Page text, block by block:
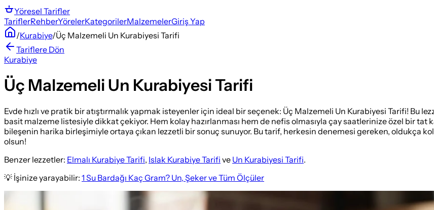
Yöresel Tarifler
TariflerRehberYörelerKategorilerMalzemelerGiriş Yap
/Kurabiye/Üç Malzemeli Un Kurabiyesi Tarifi
Tariflere Dön
Kurabiye
Üç Malzemeli Un Kurabiyesi Tarifi
Evde hızlı ve pratik bir atıştırmalık yapmak isteyenler için ideal bir seçenek: Üç Malzemeli Un Kurabiyesi Tarifi! Bu
basit malzeme listesiyle dikkat çekiyor. Hem kolay hazırlanması hem de nefis olmasıyla çay saatlerinize özel bir tat
bileşenin harika birleşimiyle ortaya çıkan lezzetli bir sonuç sunuyor. Bu tarif, herkesin denemesi gereken, oldukça
olsun!
Benzer lezzetler: Elmalı Kurabiye Tarifi, Islak Kurabiye Tarifi ve Un Kurabiyesi Tarifi.
💡 İşinize yarayabilir: 1 Su Bardağı Kaç Gram? Un, Şeker ve Tüm Ölçüler